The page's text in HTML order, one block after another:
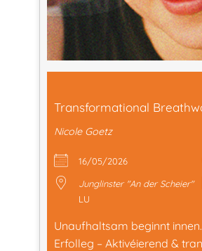
Transformational
Nicole Goetz
16/05/2026
Junglinster "An der Scheier"
LU
Unaufhaltsam beginnt
Erfolleg – Aktivéierend &